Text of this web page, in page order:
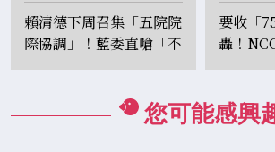
賴清德下周召集「五院院
際協調」！藍委直嗆「不
需要」：最大亂源是柯建
要收「
轟！
行政成本
您可能感興